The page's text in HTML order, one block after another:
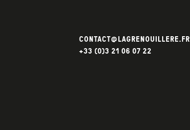
CONTACT@LAGRENOUILLERE.FR
+33 (0)3 21 06 07 22